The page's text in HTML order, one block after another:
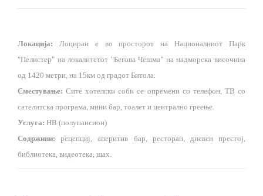
Локација: Лоциран е во просторот на Националниот Парк
"Пелистер" на локалитетот "Бегова Чешма" на надморска височина
од 1420 метри, на 15км од градот Битола.
Сместување:Сите хотелски соби се опремени со телефон, ТВ со
сателитска програма, мини бар, тоалет и централно греење.
Услуга: НВ (полупансион)
Содржини: рецепциј, аперитив бар, ресторан, дневен престој,
библиотека, видеотека, шах.